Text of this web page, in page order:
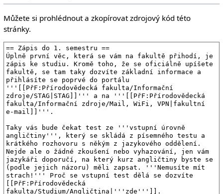
Můžete si prohlédnout a zkopírovat zdrojový kód této
stránky.